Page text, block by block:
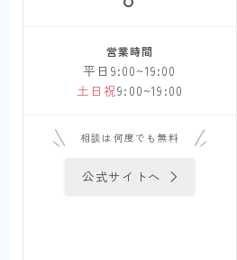
営業時間
平日9:00~19:00
土日祝9:00~19:00
相談は何度でも無料
公式サイトへ